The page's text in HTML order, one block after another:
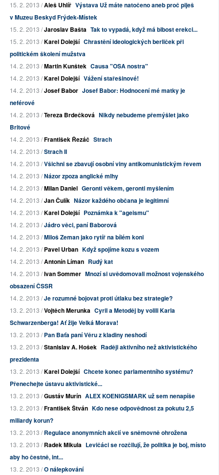
15. 2. 2013 /Aleš Uhlíř Výstava Už máte natočeno aneb proč piješ
v Muzeu Beskyd Frýdek-Místek
15. 2. 2013 /Jaroslav Bašta Tak to vypadá, když má blbost erekci...
15. 2. 2013 /Karel Dolejší Chrastění ideologických berliček při
politickém školení mužstva
14. 2. 2013 /Martin Kunštek Causa "OSA nostra"
14. 2. 2013 /Karel Dolejší Vážení stařešinové!
14. 2. 2013 /Josef Babor Josef Babor: Hodnocení mé matky je
neférové
14. 2. 2013 /Tereza Brdečková Nikdy nebudeme přemýšlet jako
Britové
14. 2. 2013 /František Řezáč Strach
14. 2. 2013 /Strach II
14. 2. 2013 /Všichni se zbavují osobní viny antikomunistickým řevem
14. 2. 2013 /Názor zpoza anglické mlhy
14. 2. 2013 /Milan Daniel Geronti věkem, geronti myšlením
14. 2. 2013 /Jan Čulík Názor každého občana je legitimní
14. 2. 2013 /Karel Dolejší Poznámka k "ageismu"
14. 2. 2013 /Jádro věci, paní Baborová
14. 2. 2013 /Miloš Zeman jako rytíř na bílém koni
14. 2. 2013 /Pavel Urban Když spojíme kozu s vozem
14. 2. 2013 /Antonín Líman Rudý kat
14. 2. 2013 /Ivan Sommer Mnozí si uvědomovali možnost vojenského
obsazení ČSSR
14. 2. 2013 /Je rozumné bojovat proti útlaku bez strategie?
13. 2. 2013 /Vojtěch Merunka Cyril a Metoděj by volili Karla
Schwarzenberga! Ať žije Velká Morava!
13. 2. 2013 /Pan Baťa paní Věru z kladiny neshodí
13. 2. 2013 /Stanislav A. Hošek Raději aktivního než aktivistického
prezidenta
13. 2. 2013 /Karel Dolejší Chcete konec parlamentního systému?
Přenechejte ústavu aktivistické...
13. 2. 2013 /Gustáv Murín ALEX KOENIGSMARK už sem nenapíše
13. 2. 2013 /František Štván Kdo nese odpovědnost za pokutu 2,5
miliardy korun?
13. 2. 2013 /Regulace anonymních akcií ve sněmovně ohrožena
13. 2. 2013 /Radek Mikula Levičáci se rozčilují, že politika je boj, místo
aby ho čestně, int...
13. 2. 2013 /O nálepkování